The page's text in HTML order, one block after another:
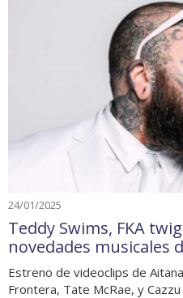
24/01/2025
Teddy Swims, FKA
novedades musicales
Estreno de videoclips de
Frontera, Tate McRae, y